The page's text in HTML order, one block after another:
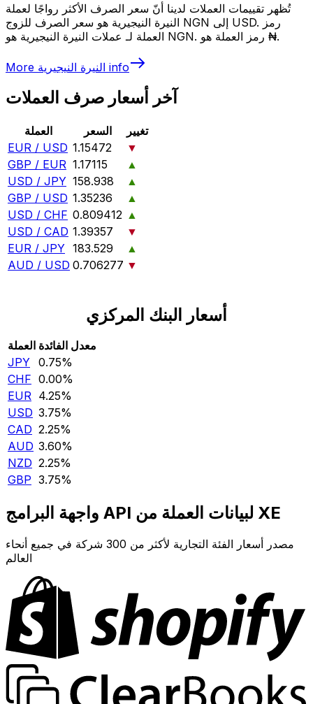
تُظهر تقييمات العملات لدينا أنّ سعر الصرف الأكثر رواجًا لعملة
النيرة النيجيرية هو سعر الصرف للزوج NGN إلى USD. رمز
العملة لـ عملات النيرة النيجيرية هو NGN. رمز العملة هو ₦.
More النيرة النيجيرية info
آخر أسعار صرف العملات
العملة السعر
تغيير
EUR / USD 1.15472
▼
GBP / EUR 1.17115
▲
USD / JPY 158.938
▲
GBP / USD 1.35236
▲
USD / CHF 0.809412 ▲
USD / CAD 1.39357
▼
EUR / JPY 183.529
▲
AUD / USD 0.706277 ▼
أسعار البنك المركزي
العملة معدل الفائدة
JPY 0.75‎%‎
CHF 0.00‎%‎
EUR 4.25‎%‎
USD 3.75‎%‎
CAD 2.25‎%‎
AUD 3.60‎%‎
NZD 2.25‎%‎
GBP 3.75‎%‎
واجهة البرامج API لبيانات العملة من XE
مصدر أسعار الفئة التجارية لأكثر من 300 شركة في جميع أنحاء
العالم